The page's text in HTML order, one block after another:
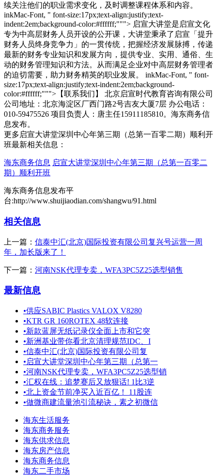
续关注他们的职业需求变化，及时调整课程体系和内容。
inkMac-Font, " font-size:17px;text-align:justify;text-
indent:2em;background-color:#ffffff;"""> 启宣大讲堂是启宣文化
专为中高层财务人员开设的公开课，大讲堂秉承了启宣「提升
财务人员终身竞争力」的一贯传统，把握经济发展脉搏，传递
最新的财务专业知识和发展方向，提供专业、实用、通俗、生
动的财务管理知识和方法。从而满足企业对中高层财务管理者
的迫切需要，助力财务精英的职业发展。 inkMac-Font, " font-
size:17px;text-align:justify;text-indent:2em;background-
color:#ffffff;""">【联系我们】 北京启宣时代教育咨询有限公司
公司地址：北京海淀区厂西门路2号吉友大厦7层 办公电话：
010-59475526 项目负责人：唐主任15911185810。海东商务信
息发布。
更多启宣大讲堂深圳中心年第三期（总第一百零二期）顺利开
班最新相关信息：
海东商务信息 启宣大讲堂深圳中心年第三期（总第一百零二
期）顺利开班
海东商务信息发布平
台:http://www.shuijiaodian.com/shangwu/91.html
相关信息
上一篇： 信泰中汇(北京)国际投资有限公司复兴号运营一周
年，加长版来了！
下一篇： 河南NSK代理专卖，WFA3PC5Z25选型销售
最新信息
•供应SABIC Plastics VALOX V8280
•KTR GR 160ROTEX 48软连接
•新款蓝屏无纸记录仪全面上市和它突
•新洲基业带你看北京清理规范IDC、I
•信泰中汇(北京)国际投资有限公司复
• 启宣大讲堂深圳中心年第三期（总第一
•河南NSK代理专卖，WFA3PC5Z25选型销
•汇权在线：追梦赛后又放狠话! 1比3逆
•北上资金节前净买入近百亿！ 11股连
•做微商建流量池引流秘诀，素之初微信
海东生活服务
海东商务服务
海东供求信息
海东房产信息
海东商务信息
海东二手市场